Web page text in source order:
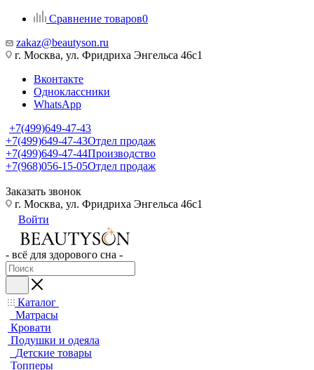
Сравнение товаров0
zakaz@beautyson.ru
г. Москва, ул. Фридриха Энгельса 46с1
Вконтакте
Одноклассники
WhatsApp
+7(499)649-47-43
+7(499)649-47-43Отдел продаж
+7(499)649-47-44Производство
+7(968)056-15-05Отдел продаж
Заказать звонок
г. Москва, ул. Фридриха Энгельса 46с1
Войти
- всё для здорового сна -
Каталог
Матрасы
Кровати
Подушки и одеяла
Детские товары
Топперы